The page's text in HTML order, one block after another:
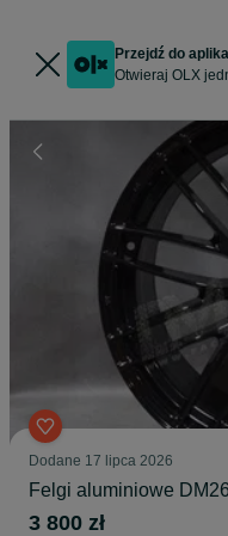
Przejdź do
Otwieraj OLX
Dodane 17 lipca 2026
Felgi aluminiowe
3 800 zł